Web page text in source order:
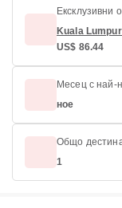
Ексклузивни
Kuala
US$ 86.44
Месец с най-
ное
Общо
1